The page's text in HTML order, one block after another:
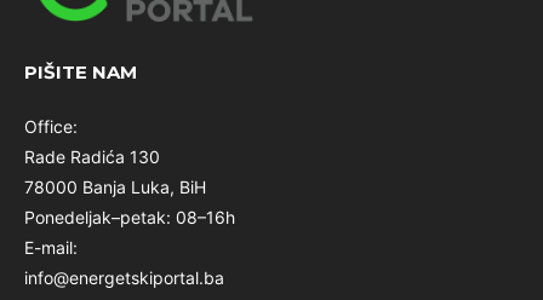
PIŠITE NAM
Office:
Rade Radića 130
78000 Banja Luka, BiH
Ponedeljak–petak: 08–16h
E-mail:
info@energetskiportal.ba